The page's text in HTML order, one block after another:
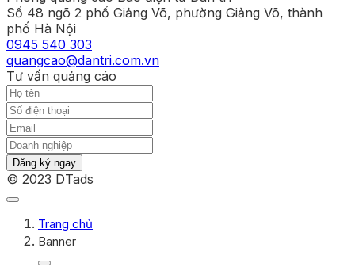
Số 48 ngõ 2 phố Giảng Võ, phường Giảng Võ, thành
phố Hà Nội
0945 540 303
quangcao@dantri.com.vn
Tư vấn quảng cáo
Đăng ký ngay
© 2023 DTads
Trang chủ
Banner